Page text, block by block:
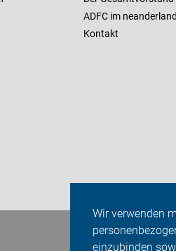
Wir verwenden
einzubinden
ADFC im neanderland
Kontakt